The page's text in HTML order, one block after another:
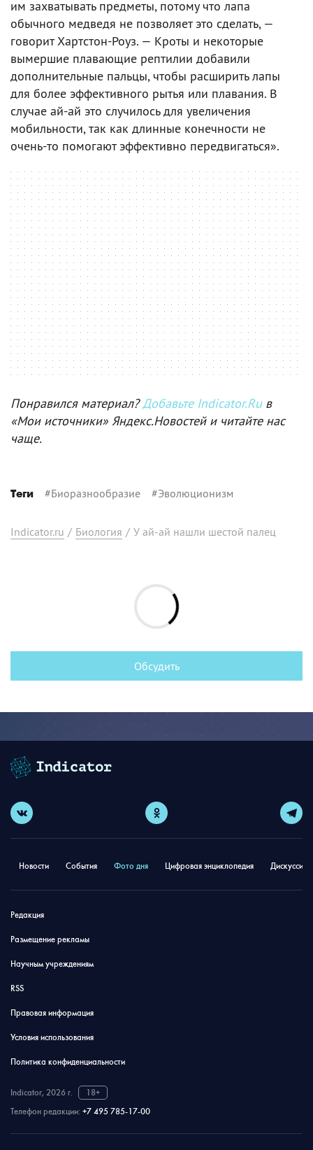
им захватывать предметы, потому что лапа
обычного медведя не позволяет это сделать, —
говорит Хартстон-Роуз. — Кроты и некоторые
вымершие плавающие рептилии добавили
дополнительные пальцы, чтобы расширить лапы
для более эффективного рытья или плавания. В
случае ай-ай это случилось для увеличения
мобильности, так как длинные конечности не
очень-то помогают эффективно передвигаться».
Понравился материал?Добавьте Indicator.Ruв
«Мои источники» Яндекс.Новостей и читайте нас
чаще.
Теги #Биоразнообразие #Эволюционизм
Indicator.ru / Биология / У ай-ай нашли шестой палец
Обсудить
Новости События Фото дня Цифровая энциклопедия
Редакция
Размещение рекламы
Научным учреждениям
RSS
Правовая информация
Условия использования
Политика конфиденциальности
Indicator, 2026 г.
18+
Телефон редакции: +7 495 785-17-00